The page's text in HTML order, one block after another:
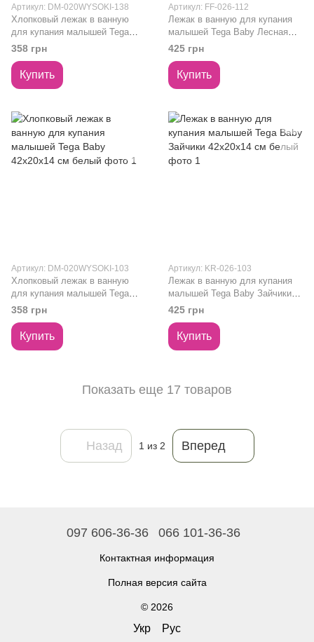
Артикул: DM-020WYSOKI-138
Хлопковый лежак в ванную
для купания малышей Tega
Baby 42х20х14 см зеленый
358 грн
Купить
Артикул: FF-026-112
Лежак в ванную для купания
малышей Tega Baby Лесная
сказка 42х20х14 см салатовый
425 грн
Купить
Артикул: DM-020WYSOKI-103
Хлопковый лежак в ванную
для купания малышей Tega
Baby 42х20х14 см белый
358 грн
Купить
Артикул: KR-026-103
Лежак в ванную для купания
малышей Tega Baby Зайчики
42х20х14 см белый
425 грн
Купить
Показать еще 17 товаров
Назад 1 из 2 Вперед
097 606-36-36 066 101-36-36
Контактная информация
Полная версия сайта
© 2026
Укр Рус